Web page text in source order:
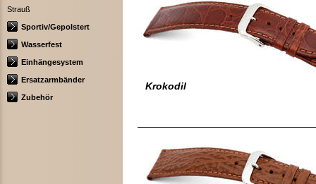
Strauß
Sportiv/Gepolstert
Wasserfest
Einhängesystem
Ersatzarmbänder
Zubehör
Krokodil